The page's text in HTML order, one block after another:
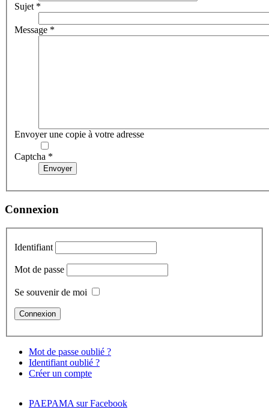
Sujet*
Message *
Envoyer une copie à votre adresse
Captcha *
Envoyer
Connexion
Identifiant
Mot de passe
Se souvenir de moi
Mot de passe oublié ?
Identifiant oublié ?
Créer un compte
PAEPAMA sur Facebook